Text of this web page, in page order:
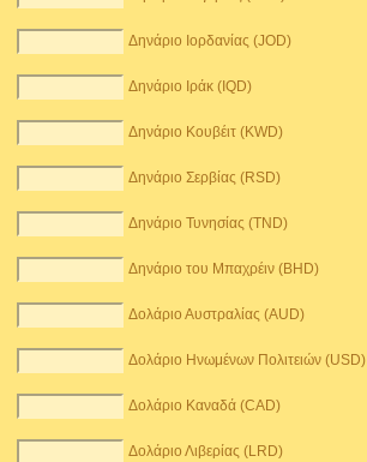
Δηνάριο Ιορδανίας (JOD)
Δηνάριο Ιράκ (IQD)
Δηνάριο Κουβέιτ (KWD)
Δηνάριο Σερβίας (RSD)
Δηνάριο Τυνησίας (TND)
Δηνάριο του Μπαχρέιν (BHD)
Δολάριο Αυστραλίας (AUD)
Δολάριο Ηνωμένων Πολιτειών (USD)
Δολάριο Καναδά (CAD)
Δολάριο Λιβερίας (LRD)